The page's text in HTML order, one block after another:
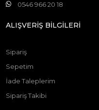
AMAROK
SHARAN
TOURAN
VENTO
0546 966 20 18
ALIŞVERİŞ BİLGİLERİ
Sipariş
Sepetim
İade Taleplerim
Sipariş Takibi